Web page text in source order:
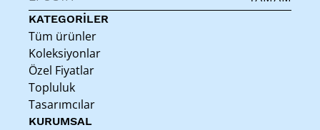
KATEGORİLER
Tüm ürünler
Koleksiyonlar
Özel Fiyatlar
Topluluk
Tasarımcılar
KURUMSAL